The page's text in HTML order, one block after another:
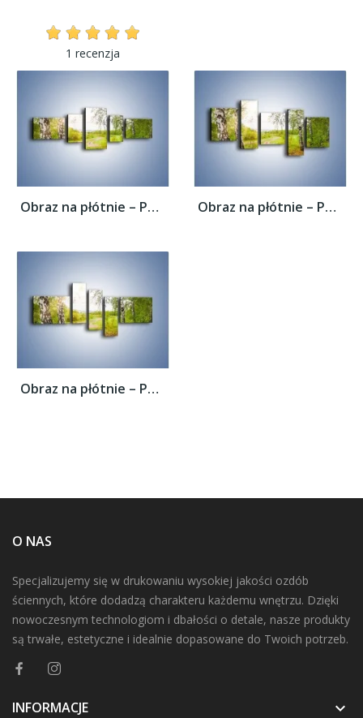
1 recenzja
Obraz na płótnie – Polski las i brzozy –... Obraz na płótnie – Polski las i brzozy –...
Obraz na płótnie – Polski las i brzozy –...
O NAS
Specjalizujemy się w drukowaniu wysokiej jakości ozdób
ściennych, które dodadzą charakteru każdemu wnętrzu. Dzięki
nowoczesnym technologiom i dbałości o detale, nasze produkty
są trwałe, estetyczne i idealnie dopasowane do Twoich potrzeb.
INFORMACJE 